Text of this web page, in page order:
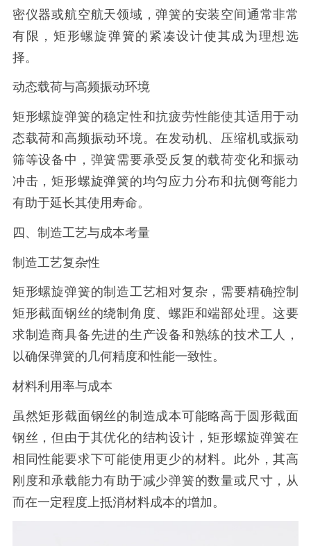
密仪器或航空航天领域，弹簧的安装空间通常非常
有限，矩形螺旋弹簧的紧凑设计使其成为理想选
择。
动态载荷与高频振动环境
矩形螺旋弹簧的稳定性和抗疲劳性能使其适用于动
态载荷和高频振动环境。在发动机、压缩机或振动
筛等设备中，弹簧需要承受反复的载荷变化和振动
冲击，矩形螺旋弹簧的均匀应力分布和抗侧弯能力
有助于延长其使用寿命。
四、制造工艺与成本考量
制造工艺复杂性
矩形螺旋弹簧的制造工艺相对复杂，需要精确控制
矩形截面钢丝的绕制角度、螺距和端部处理。这要
求制造商具备先进的生产设备和熟练的技术工人，
以确保弹簧的几何精度和性能一致性。
材料利用率与成本
虽然矩形截面钢丝的制造成本可能略高于圆形截面
钢丝，但由于其优化的结构设计，矩形螺旋弹簧在
相同性能要求下可能使用更少的材料。此外，其高
刚度和承载能力有助于减少弹簧的数量或尺寸，从
而在一定程度上抵消材料成本的增加。